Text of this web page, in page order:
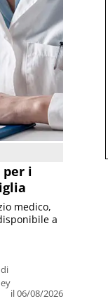
i
di
il 06/08/2026
medico,
a